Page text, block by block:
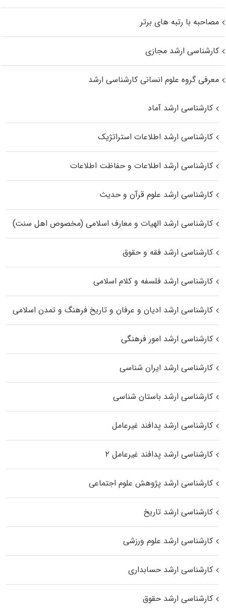
مصاحبه با رتبه های برتر
کارشناسی ارشد مجازی
معرفی گروه علوم انسانی کارشناسی ارشد
کارشناسی ارشد آماد
کارشناسی ارشد اطلاعات استراتژیک
کارشناسی ارشد اطلاعات و حفاظت اطلاعات
کارشناسی ارشد علوم قرآن و حدیث
کارشناسی ارشد الهیات و معارف اسلامی (مخصوص اهل سنت)
کارشناسی ارشد فقه و حقوق
کارشناسی ارشد فلسفه و کلام اسلامی
کارشناسی ارشد ادیان و عرفان و تاریخ فرهنگ و تمدن اسلامی
کارشناسی ارشد امور فرهنگی
کارشناسی ارشد ایران شناسی
کارشناسی ارشد باستان شناسی
کارشناسی ارشد پدافند غیرعامل
کارشناسی ارشد پدافند غیرعامل ۲
کارشناسی ارشد پژوهش علوم اجتماعی
کارشناسی ارشد تاریخ
کارشناسی ارشد علوم ورزشی
کارشناسی ارشد حسابداری
کارشناسی ارشد حقوق